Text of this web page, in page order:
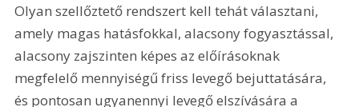
Olyan szellőztető rendszert kell tehát választani,
amely magas hatásfokkal, alacsony fogyasztással,
alacsony zajszinten képes az előírásoknak
megfelelő mennyiségű friss levegő bejuttatására,
és pontosan ugyanennyi levegő elszívására a